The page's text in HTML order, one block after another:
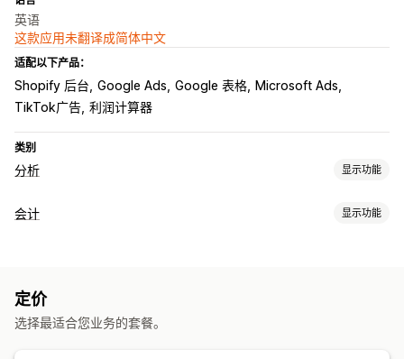
英语
这款应用未翻译成简体中文
适配以下产品：
Shopify 后台 Google Ads Google 表格
Microsoft Ads
TikTok广告 利润计算器
类别
分析 显示功能
营销和销售
分析控制面板
历史分析 预测 报告安排
会计 显示功能
销售成本跟踪
定价
选择最适合您业务的套餐。